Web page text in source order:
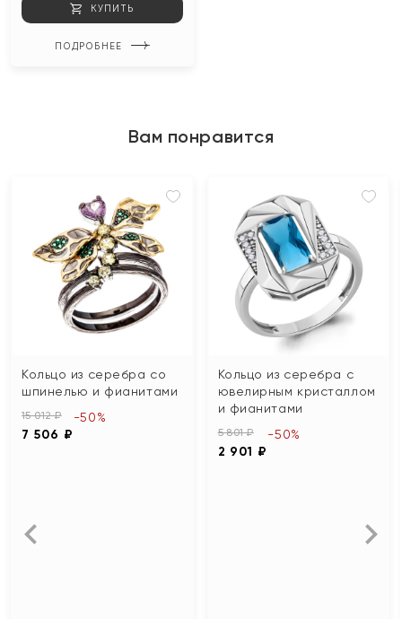
КУПИТЬ
ПОДРОБНЕЕ
Вам понравится
Кольцо из серебра со
шпинелью и фианитами
15 012 ₽
7 506 ₽
-50%
Кольцо из серебра с
ювелирным кристаллом
и фианитами
5 801 ₽
2 901 ₽
-50%